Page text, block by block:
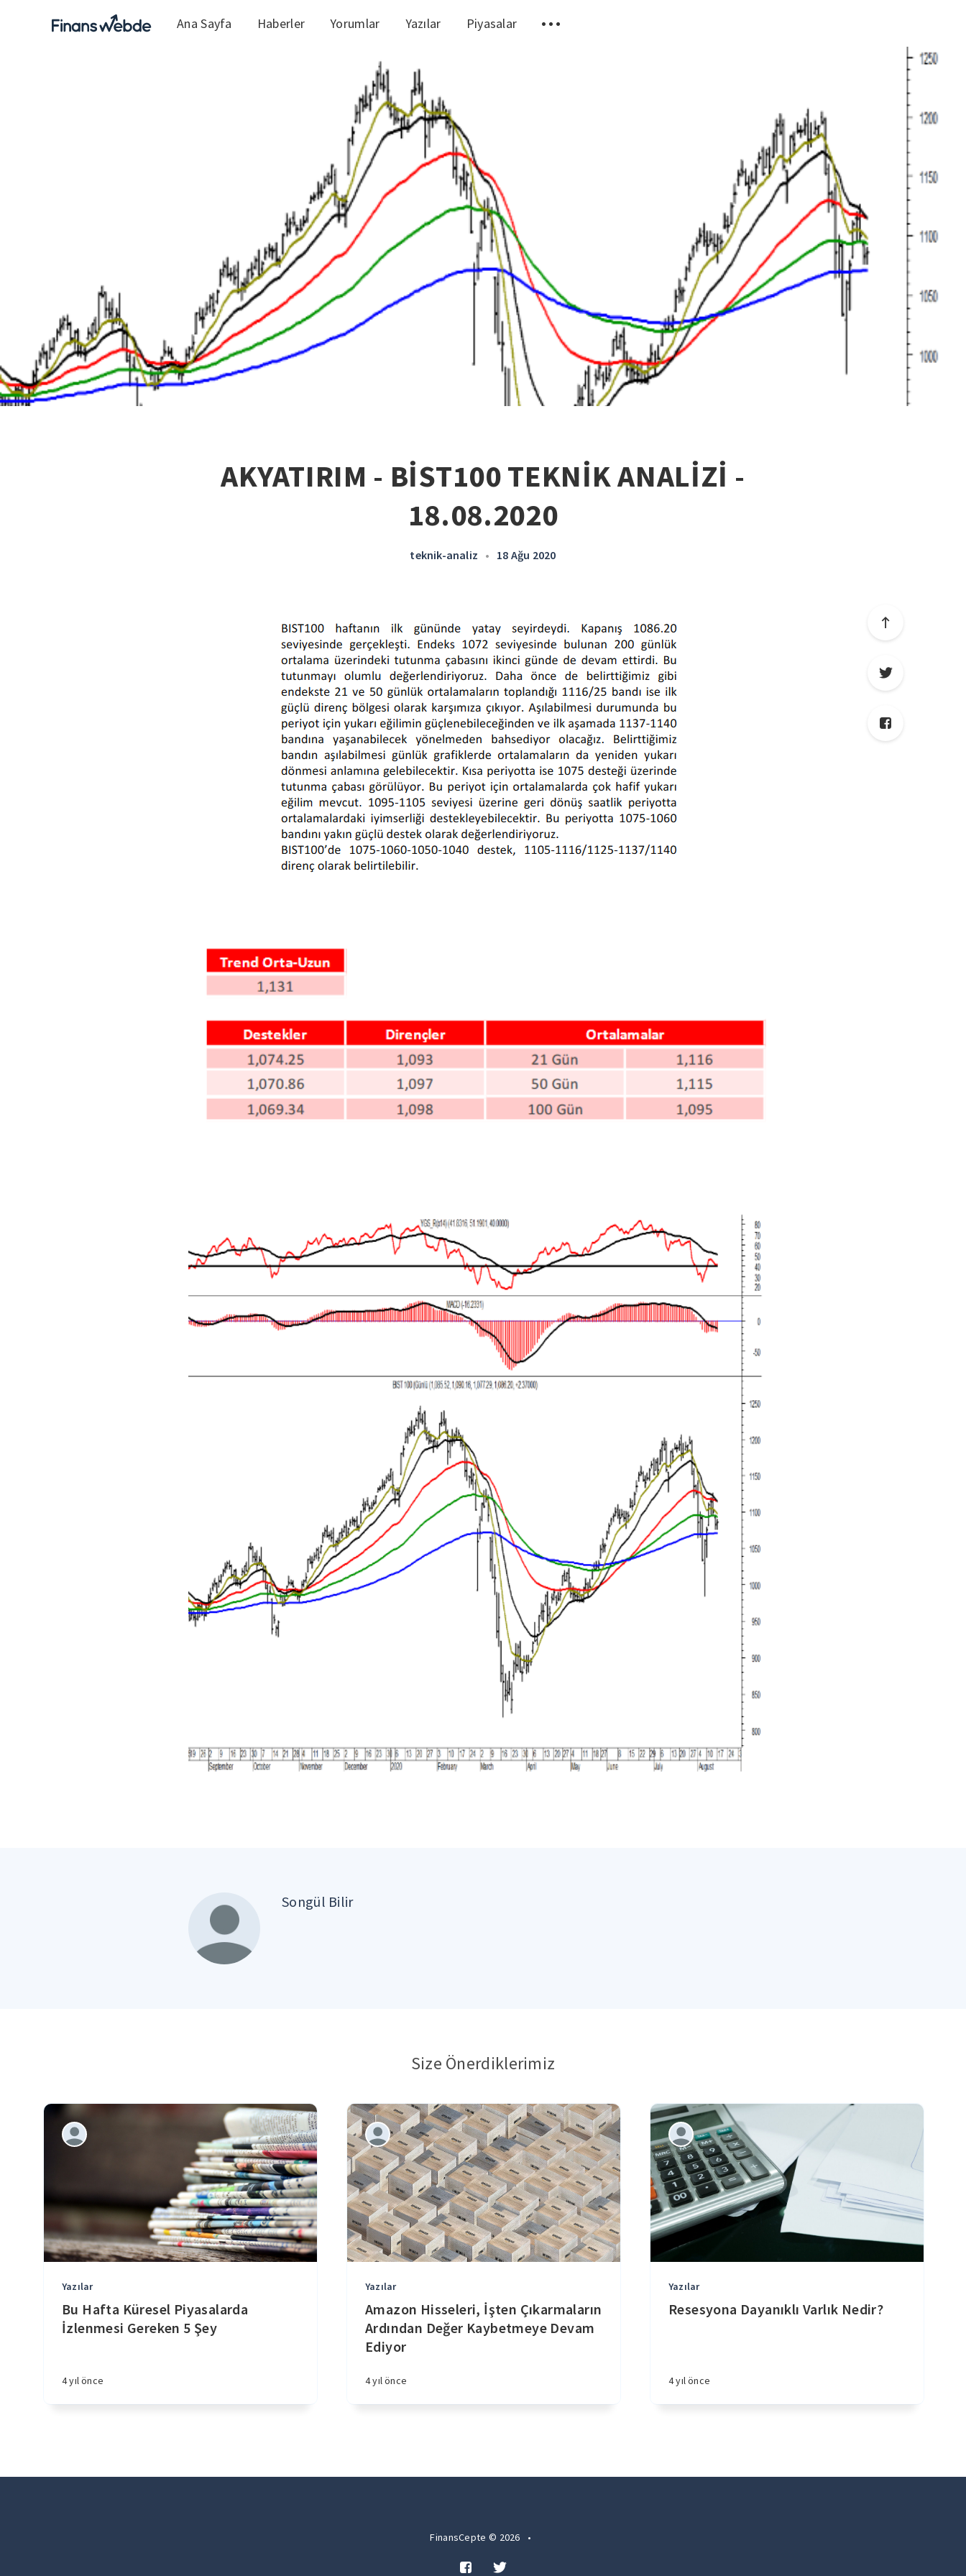
Ana Sayfa Haberler Yorumlar Yazılar Piyasalar
AKYATIRIM - BİST100 TEKNİK ANALİZİ -
18.08.2020
teknik-analiz • 18 Ağu 2020
Songül Bilir
Size Önerdiklerimiz
Yazılar
Bu Hafta Küresel Piyasalarda
İzlenmesi Gereken 5 Şey
4 yıl önce
Yazılar
Amazon Hisseleri, İşten Çıkarmaların
Ardından Değer Kaybetmeye Devam
Ediyor
4 yıl önce
Yazılar
Resesyona Dayanıklı Varlık Nedir?
4 yıl önce
FinansCepte © 2026 •